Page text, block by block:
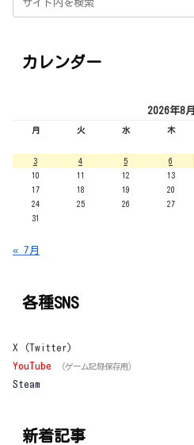
カレンダー
2026年8月
月 火 水 木
3
4 5 6
10
11 12 13
17
18 19 20
24
25 26 27
31
« 7月
各種SNS
X (Twitter)
YouTube
（ゲーム記録保存用）
Steam
新着記事